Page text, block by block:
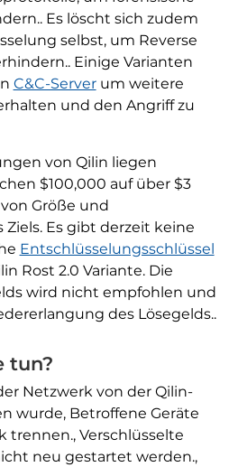
Es löscht sich zudem
selbst, um Reverse
Einige Varianten
C&C-Serverum weitere
und den Angriff zu
von Qilin liegen
$100,000 auf über $3
Größe und
Es gibt derzeit keine
Entschlüsselungsschlüssel
Rost 2.0 Variante. Die
wird nicht empfohlen und
des Lösegelds..
tun?
Netzwerk von der Qilin-
wurde, Betroffene Geräte
trennen., Verschlüsselte
neu gestartet werden.,